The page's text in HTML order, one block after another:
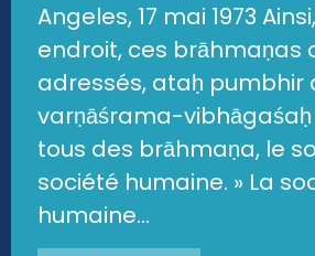
Angeles, 17 mai 1973
endroit, ces brāhmaṇas
adressés, ataḥ pumbhir
varṇāśrama-vibhāgaśaḥ
tous des brāhmaṇa, le
société humaine. » La
humaine...